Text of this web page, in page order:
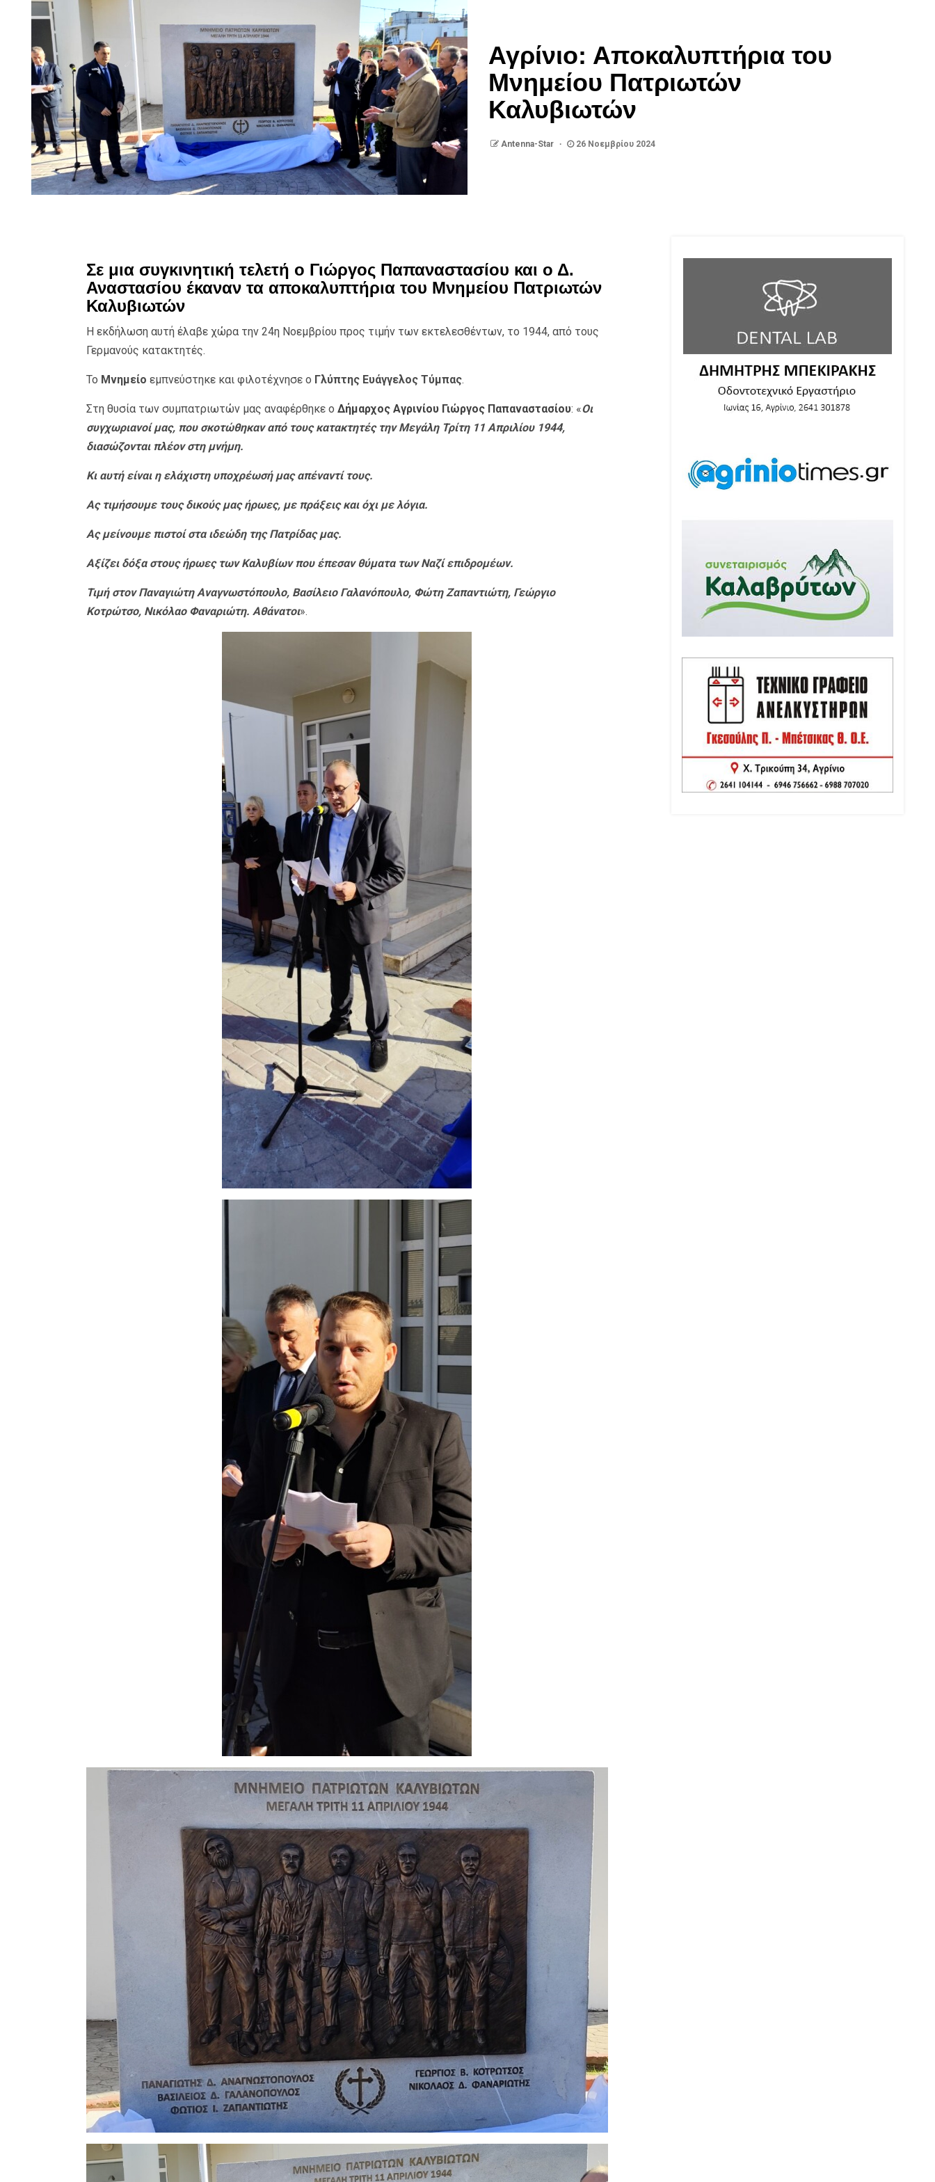
Αγρίνιο: Αποκαλυπτήρια του
Μνημείου Πατριωτών
Καλυβιωτών
Antenna-Star 26 Νοεμβρίου 2024
Σε μια συγκινητική τελετή ο Γιώργος Παπαναστασίου και ο Δ.
Αναστασίου έκαναν τα αποκαλυπτήρια του Μνημείου Πατριωτών
Καλυβιωτών
Η εκδήλωση αυτή έλαβε χώρα την 24η Νοεμβρίου προς τιμήν των εκτελεσθέντων, το 1944, από τους
Γερμανούς κατακτητές.
Το Μνημείο εμπνεύστηκε και φιλοτέχνησε ο Γλύπτης Ευάγγελος Τύμπας.
Στη θυσία των συμπατριωτών μας αναφέρθηκε ο Δήμαρχος Αγρινίου Γιώργος Παπαναστασίου: «Οι
συγχωριανοί μας, που σκοτώθηκαν από τους κατακτητές την Μεγάλη Τρίτη 11 Απριλίου 1944,
διασώζονται πλέον στη μνήμη.
Κι αυτή είναι η ελάχιστη υποχρέωσή μας απέναντί τους.
Ας τιμήσουμε τους δικούς μας ήρωες, με πράξεις και όχι με λόγια.
Ας μείνουμε πιστοί στα ιδεώδη της Πατρίδας μας.
Αξίζει δόξα στους ήρωες των Καλυβίων που έπεσαν θύματα των Ναζί επιδρομέων.
Τιμή στον Παναγιώτη Αναγνωστόπουλο, Βασίλειο Γαλανόπουλο, Φώτη Ζαπαντιώτη, Γεώργιο
Κοτρώτσο, Νικόλαο Φαναριώτη. Αθάνατοι».